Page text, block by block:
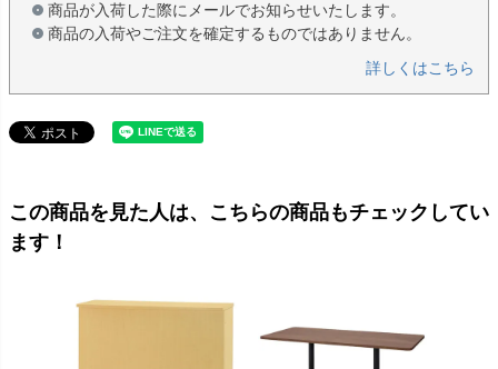
商品が入荷した際にメールでお知らせいたします。
商品の入荷やご注文を確定するものではありません。
詳しくはこちら
この商品を見た人は、こちらの商品もチェックしてい
ます！